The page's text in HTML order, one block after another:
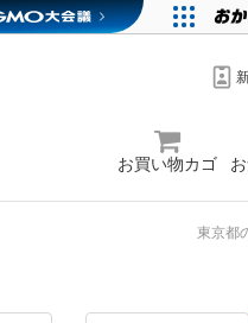
お買い物カゴ
東京都